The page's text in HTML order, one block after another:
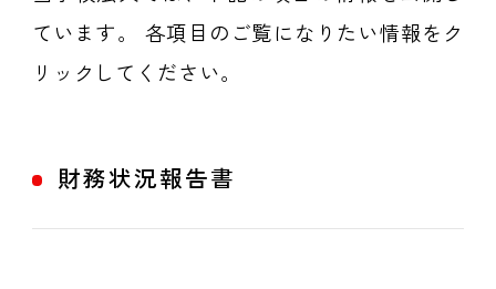
ています。
各項目のご覧になりたい情報をク
リックしてください。
財務状況報告書